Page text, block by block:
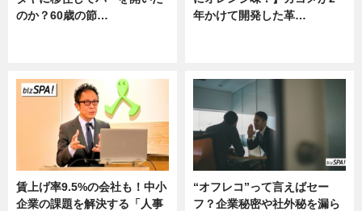
のか？60歳の節…
年かけて開発した革…
賃上げ率9.5%の会社も！中小
企業の課題を解決する「人事
“オフレコ”って言えばセー
フ？企業秘密や社外秘を漏ら